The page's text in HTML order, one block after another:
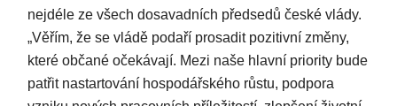
nejdéle ze všech dosavadních předsedů české vlády.
„Věřím, že se vládě podaří prosadit pozitivní změny,
které občané očekávají. Mezi naše hlavní priority bude
patřit nastartování hospodářského růstu, podpora